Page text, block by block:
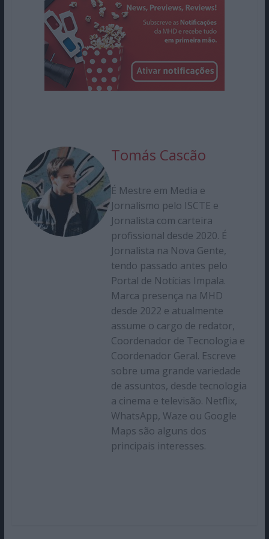
Tomás Cascão
É Mestre em Media e
Jornalismo pelo ISCTE e
Jornalista com carteira
profissional desde 2020. É
Jornalista na Nova Gente,
tendo passado antes pelo
Portal de Notícias Impala.
Marca presença na MHD
desde 2022 e atualmente
assume o cargo de redator,
Coordenador de Tecnologia e
Coordenador Geral. Escreve
sobre uma grande variedade
de assuntos, desde tecnologia
a cinema e televisão. Netflix,
WhatsApp, Waze ou Google
Maps são alguns dos
principais interesses.